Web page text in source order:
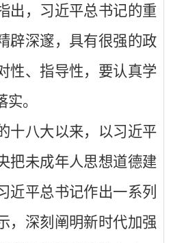
出，习近平总书记的重
辟深邃，具有很强的政
性、指导性，要认真学
。
十八大以来，以习近平
把未成年人思想道德建
近平总书记作出一系列
，深刻阐明新时代加强